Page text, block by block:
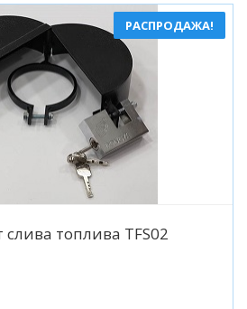
РАСПРОДАЖА!
Подробнеетоплива TFS02